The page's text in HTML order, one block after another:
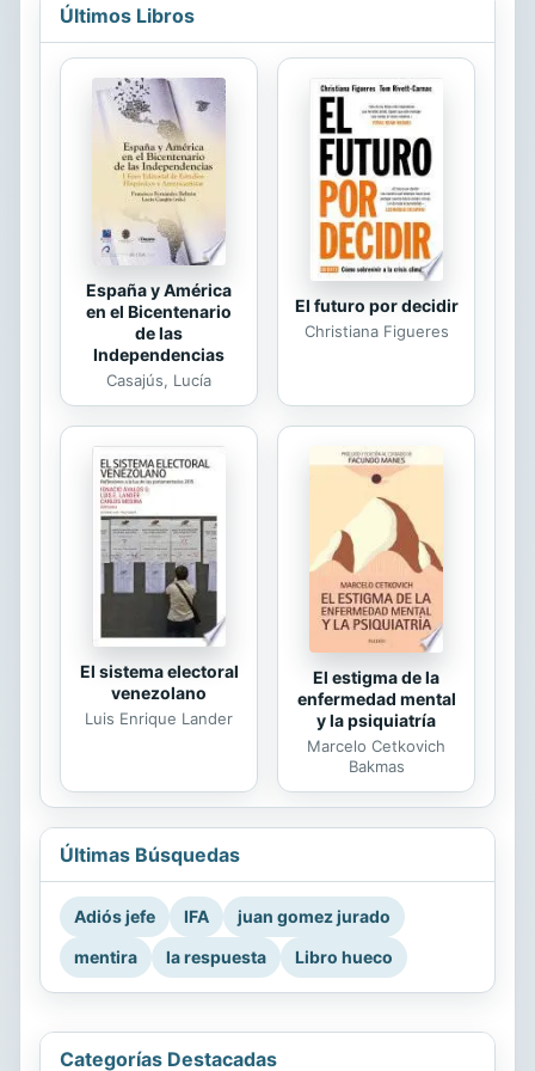
pandemia que cambió la forma
una virtualidad que irrumpía para
retarnos a trabajar en una nueva
normalidad y de cara a los
colombianos. La virtualidad nos
abrazaba y los periodistas se daban a
la tarea de registrar mediante
noticias en sus portales informativos
y medios de...
Últimos Libros
España y América
en el Bicentenario
de las
Independencias
Casajús, Lucía
El futuro por decidir
Christiana Figueres
El sistema electoral
venezolano
Luis Enrique Lander
El estigma de la
enfermedad mental
y la psiquiatría
Marcelo Cetkovich
Bakmas
Últimas Búsquedas
Adiós jefe IFA
juan gomez jurado
mentira
la respuesta Libro hueco
Categorías Destacadas